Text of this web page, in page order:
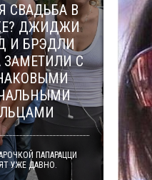
СВАДЬБА В
ДЖИДЖИ
И БРЭДЛИ
ЗАМЕТИЛИ С
ПАПАРАЦЦИ
УЖЕ ДАВНО.